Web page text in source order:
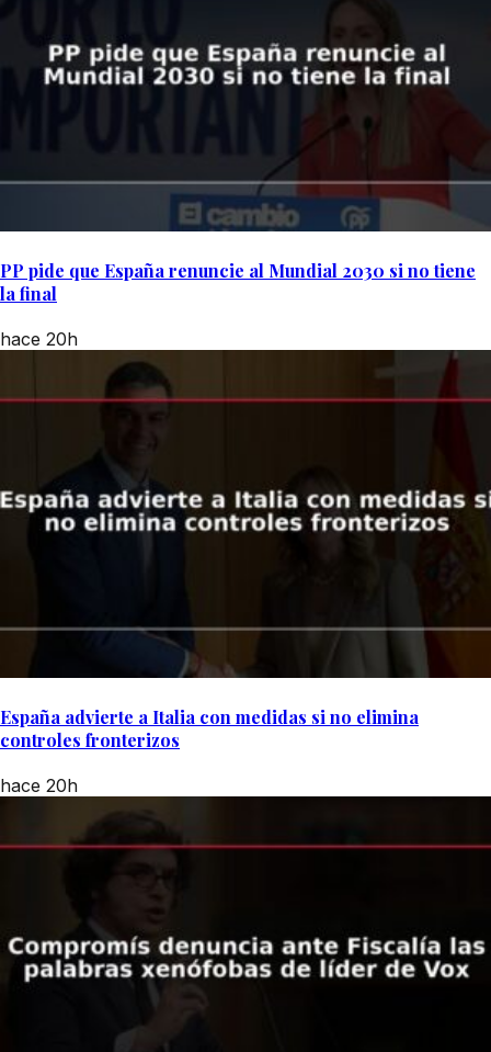
PP pide que España renuncie al Mundial 2030 si no tiene
la final
hace 20h
España advierte a Italia con medidas si no elimina
controles fronterizos
hace 20h